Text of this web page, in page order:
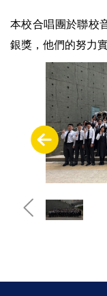
本校合唱團於聯校
銀獎，他們的努力